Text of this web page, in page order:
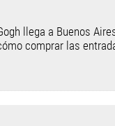
llega a Buenos
comprar las